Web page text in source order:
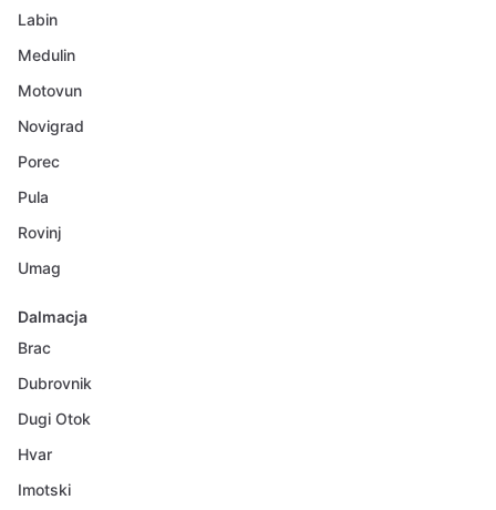
Labin
Medulin
Motovun
Novigrad
Porec
Pula
Rovinj
Umag
Dalmacja
Brac
Dubrovnik
Dugi Otok
Hvar
Imotski